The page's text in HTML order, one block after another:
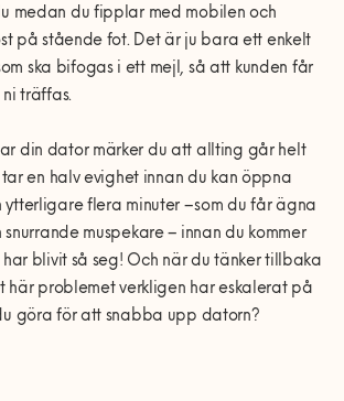
och ROT-avdraget
720
medan du fipplar med mobilen och
på stående fot. Det är ju bara ett enkelt
ska bifogas i ett mejl, så att kunden får
träffas.
din dator märker du att allting går helt
en halv evighet innan du kan öppna
flera minuter – som du får ägna
muspekare – innan du kommer
blivit så seg! Och när du tänker tillbaka
här problemet verkligen har eskalerat på
göra för att snabba upp datorn?